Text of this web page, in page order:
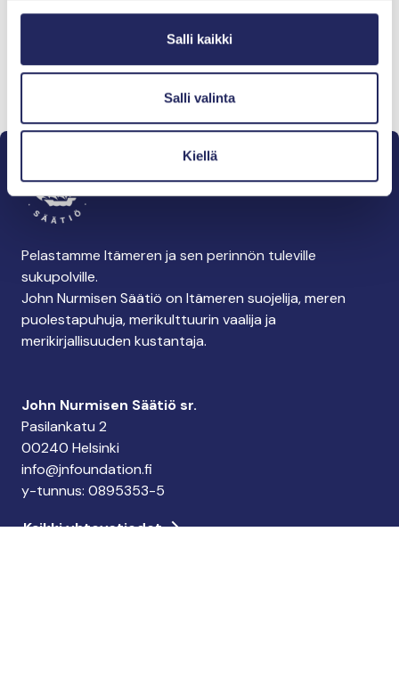
Salli kaikki
Salli valinta
Kiellä
Pelastamme Itämeren ja sen perinnön tuleville
sukupolville.
John Nurmisen Säätiö on Itämeren suojelija, meren
puolestapuhuja, merikulttuurin vaalija ja
merikirjallisuuden kustantaja.
John Nurmisen Säätiö sr.
Pasilankatu 2
00240 Helsinki
info@jnfoundation.fi
y-tunnus: 0895353-5
Kaikki yhteystiedot